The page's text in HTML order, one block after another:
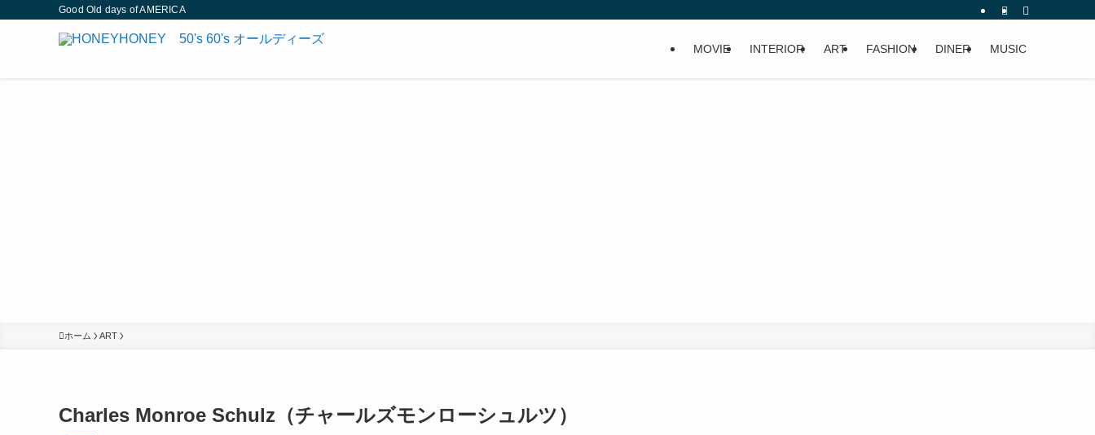
Good Old days of AMERICA
MOVIE INTERIOR ART FASHION DINER MUSIC
ホーム ART
Charles Monroe Schulz（チャールズモンローシュルツ）